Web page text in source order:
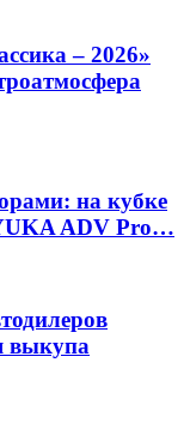
– 2026»
на кубке
ADV Pro…
выкупа